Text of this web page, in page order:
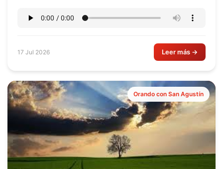
17 Jul 2026 Leer más →
Orando con San Agustín